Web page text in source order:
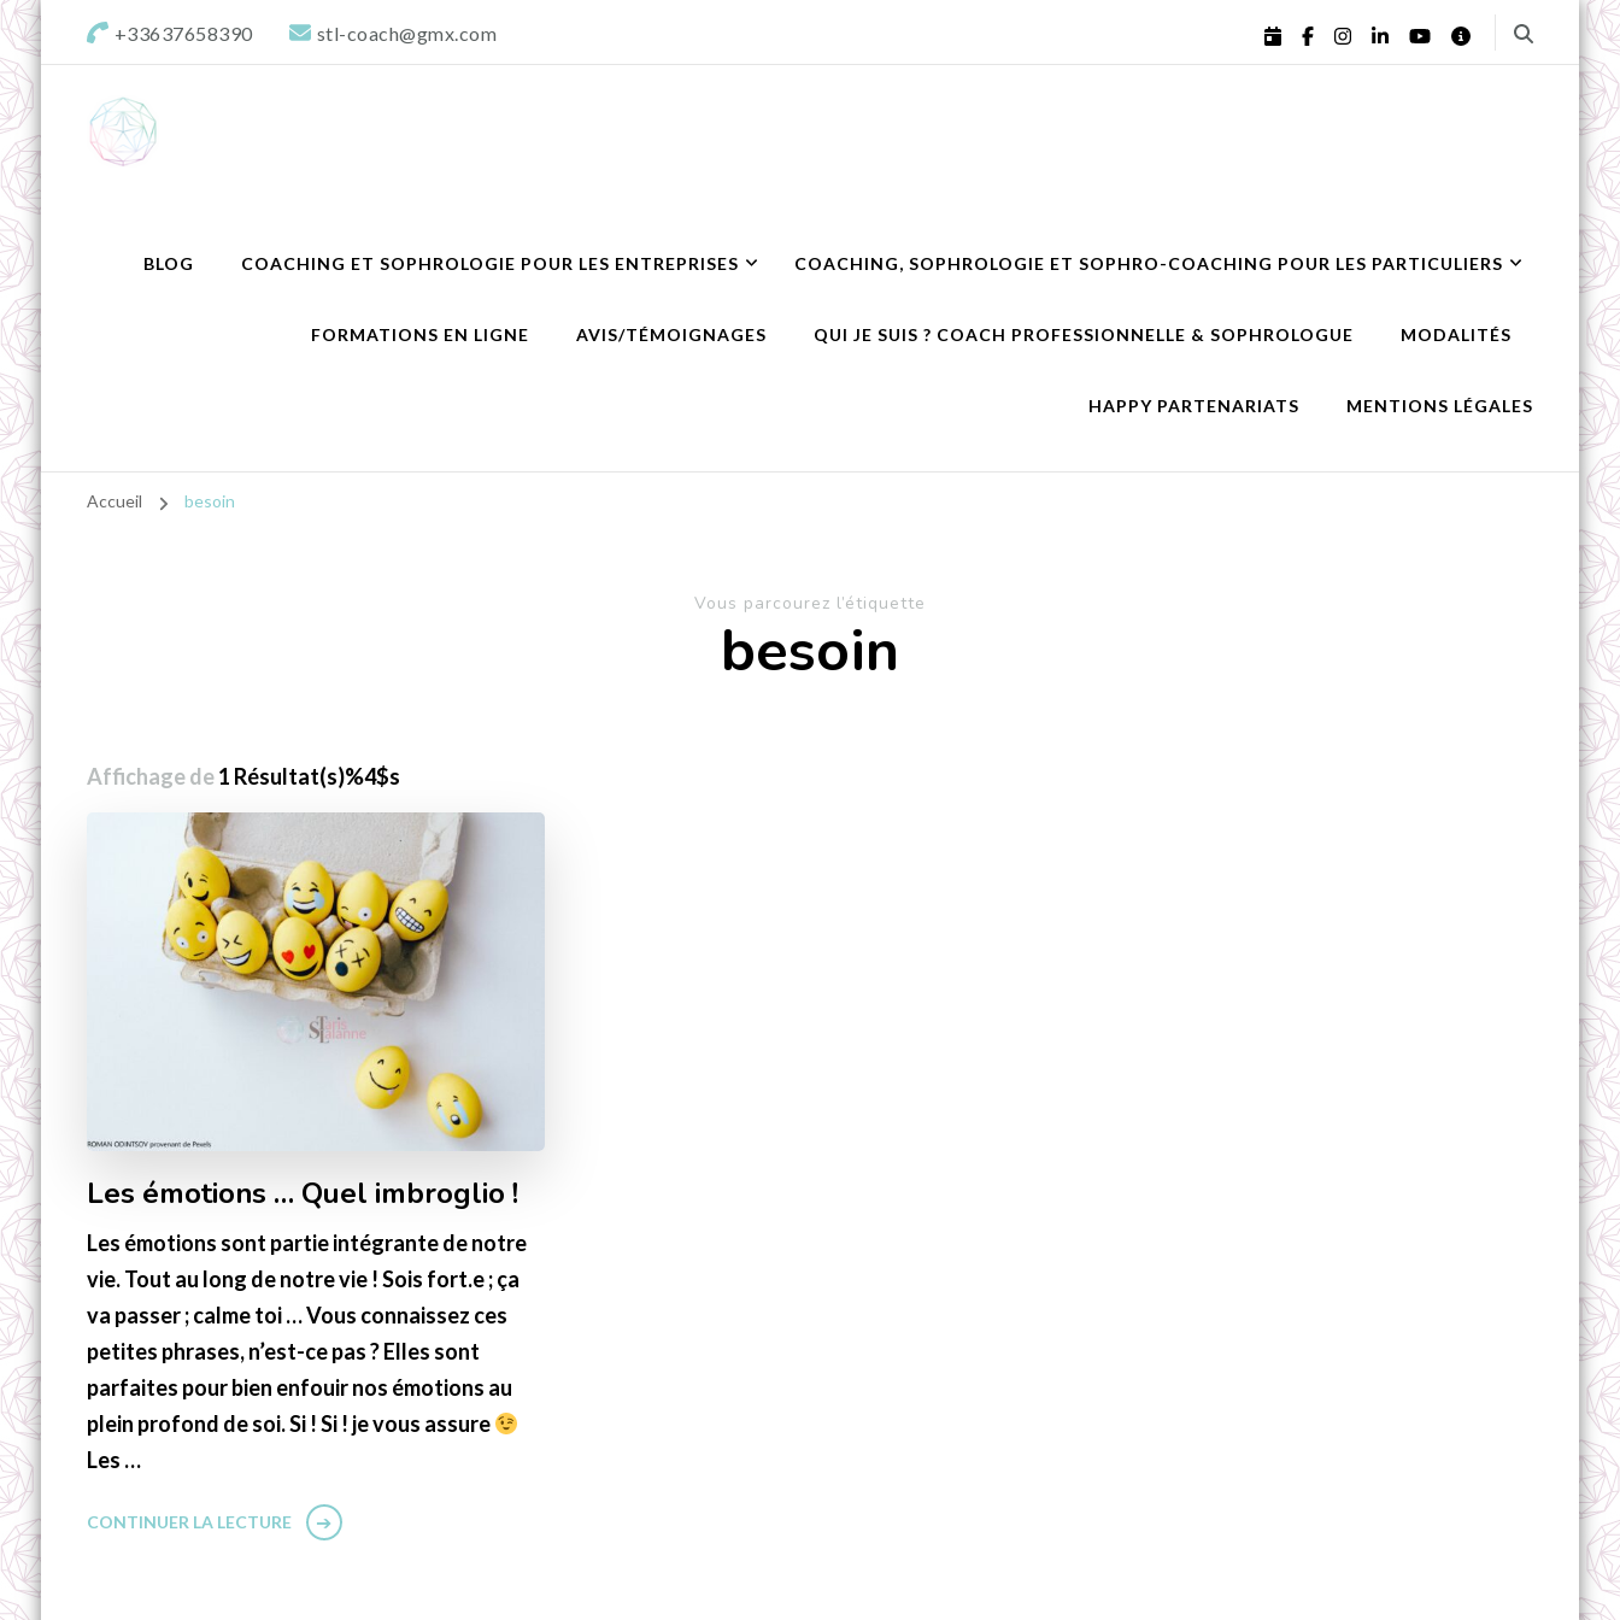
+33637658390 stl-coach@gmx.com
BLOG COACHING ET SOPHROLOGIE POUR LES ENTREPRISES COACHING, SOPHROLOGIE ET SOPHRO-COACHING POUR LES PARTICULIERS
FORMATIONS EN LIGNE AVIS/TÉMOIGNAGES QUI JE SUIS ? COACH PROFESSIONNELLE & SOPHROLOGUE MODALITÉS
HAPPY PARTENARIATS MENTIONS LÉGALES
Accueil besoin
Vous parcourez l’étiquette
besoin
Affichage de1 Résultat(s)%4$s
Les émotions … Quel imbroglio !
Les émotions sont partie intégrante de notre
vie. Tout au long de notre vie ! Sois fort.e ; ça
va passer ; calme toi … Vous connaissez ces
petites phrases, n’est-ce pas ? Elles sont
parfaites pour bien enfouir nos émotions au
plein profond de soi. Si ! Si ! je vous assure
Les …
CONTINUER LA LECTURE